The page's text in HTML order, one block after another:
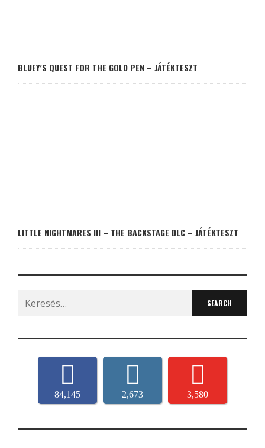
BLUEY’S QUEST FOR THE GOLD PEN – JÁTÉKTESZT
LITTLE NIGHTMARES III – THE BACKSTAGE DLC – JÁTÉKTESZT
Search
for:
84,145 2,673 3,580